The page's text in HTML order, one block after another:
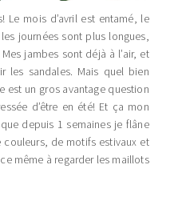
Le mois d’avril est entamé, le
journées sont plus longues,
jambes sont déjà à l’air, et
les sandales. Mais quel bien
est un gros avantage question
d’être en été! Et ça mon
depuis 1 semaines je flâne
de motifs estivaux et
même à regarder les maillots